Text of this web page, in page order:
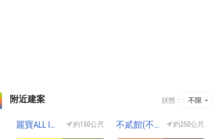
附近建案 狀態： 不限
麗寶ALL IN ONE 約150公尺 不貳館(不二館) 約250公尺